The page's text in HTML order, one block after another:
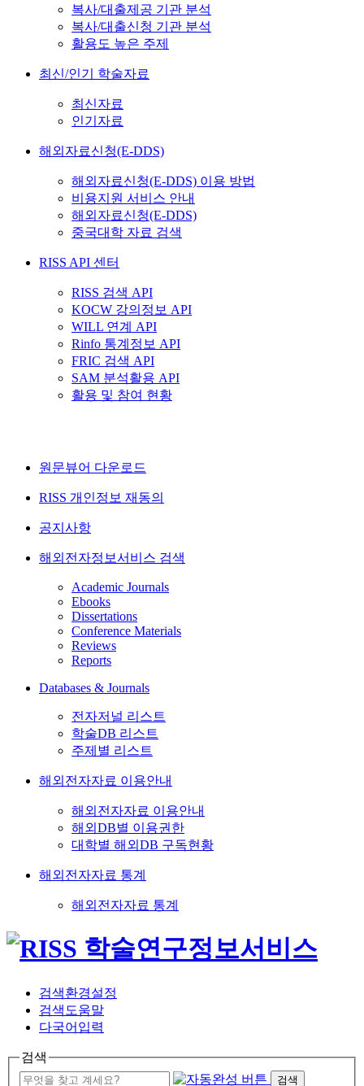
복사/대출제공 기관 분석
복사/대출신청 기관 분석
활용도 높은 주제
최신/인기 학술자료
최신자료
인기자료
해외자료신청(E-DDS)
해외자료신청(E-DDS) 이용 방법
비용지원 서비스 안내
해외자료신청(E-DDS)
중국대학 자료 검색
RISS API 센터
RISS 검색 API
KOCW 강의정보 API
WILL 연계 API
Rinfo 통계정보 API
FRIC 검색 API
SAM 분석활용 API
활용 및 참여 현황
원문뷰어 다운로드
RISS 개인정보 재동의
공지사항
해외전자정보서비스 검색
Academic Journals
Ebooks
Dissertations
Conference Materials
Reviews
Reports
Databases & Journals
전자저널 리스트
학술DB 리스트
주제별 리스트
해외전자자료 이용안내
해외전자자료 이용안내
해외DB별 이용권한
대학별 해외DB 구독현황
해외전자자료 통계
해외전자자료 통계
검색환경설정
검색도움말
다국어입력
검색
검색